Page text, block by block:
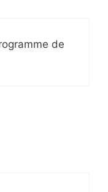
de